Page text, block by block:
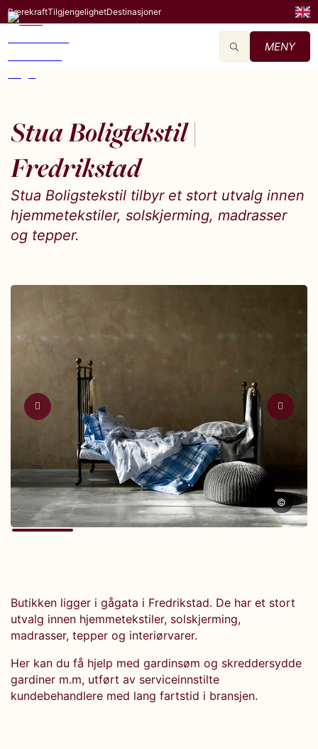
BærekraftTilgjengelighetDestinasjoner
MENY
Stua Boligtekstil |
Fredrikstad
Stua Boligstekstil tilbyr et stort utvalg innen
hjemmetekstiler, solskjerming, madrasser
og tepper.
©
Butikken ligger i gågata i Fredrikstad. De har et stort
utvalg innen hjemmetekstiler, solskjerming,
madrasser, tepper og interiørvarer.
Her kan du få hjelp med gardinsøm og skreddersydde
gardiner m.m, utført av serviceinnstilte
kundebehandlere med lang fartstid i bransjen.